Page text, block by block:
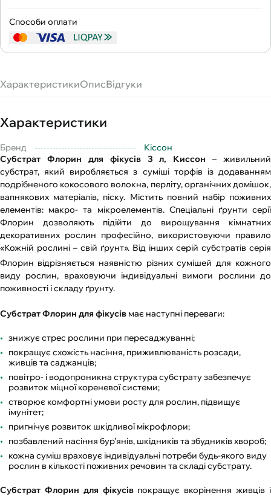
Способи оплати
ХарактеристикиОписВідгуки
Характеристики
Бренд
Кіссон
Субстрат Флорин для фікусів 3 л, Киссон – живильний
субстрат, який виробляється з суміші торфів із додаванням
подрібненого кокосового волокна, перліту, органічних домішок,
вапнякових матеріалів, піску. Містить повний набір поживних
елементів: макро- та мікроелементів. Спеціальні ґрунти серії
Флорин дозволяють підійти до вирощування кімнатних
декоративних рослин професійно, використовуючи правило
«Кожній рослині – свій ґрунт». Від інших серій субстратів серія
Флорин відрізняється наявністю різних сумішей для кожного
виду рослин, враховуючи індивідуальні вимоги рослини до
поживності і складу ґрунту.
Субстрат Флорин для фікусів має наступні переваги:
знижує стрес рослини при пересаджуванні;
покращує схожість насіння, приживлюваність розсади,
живців та саджанців;
повітро- і водопроникна структура субстрату забезпечує
розвиток міцної кореневої системи;
створює комфортні умови росту для рослин, підвищує
імунітет;
пригнічує розвиток шкідливої мікрофлори;
позбавлений насіння бур’янів, шкідників та збудників хвороб;
кожна суміш враховує індивідуальні потреби будь-якого виду
рослин в кількості поживних речовин та складі субстрату.
Субстрат Флорин для фікусівпокращує вкорінення живців і